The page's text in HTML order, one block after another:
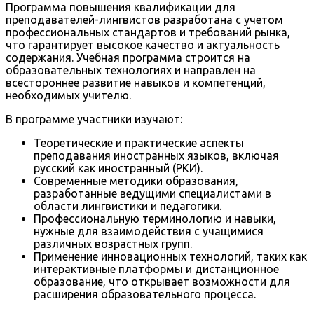
Программа повышения квалификации для
преподавателей-лингвистов разработана с учетом
профессиональных стандартов и требований рынка,
что гарантирует высокое качество и актуальность
содержания. Учебная программа строится на
образовательных технологиях и направлен на
всестороннее развитие навыков и компетенций,
необходимых учителю.
В программе участники изучают:
Теоретические и практические аспекты
преподавания иностранных языков, включая
русский как иностранный (РКИ).
Современные методики образования,
разработанные ведущими специалистами в
области лингвистики и педагогики.
Профессиональную терминологию и навыки,
нужные для взаимодействия с учащимися
различных возрастных групп.
Применение инновационных технологий, таких как
интерактивные платформы и дистанционное
образование, что открывает возможности для
расширения образовательного процесса.